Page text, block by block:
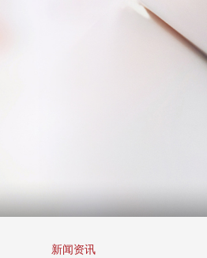
新闻资讯